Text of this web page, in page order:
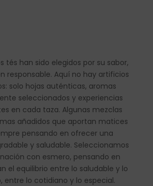
tés han sido elegidos por su sabor,
responsable. Aquí no hay artificios
solo hojas auténticas, aromas
seleccionados y experiencias
en cada taza. Algunas mezclas
añadidos que aportan matices
pensando en ofrecer una
y saludable. Seleccionamos
con esmero, pensando en
el equilibrio entre lo saludable y lo
entre lo cotidiano y lo especial.